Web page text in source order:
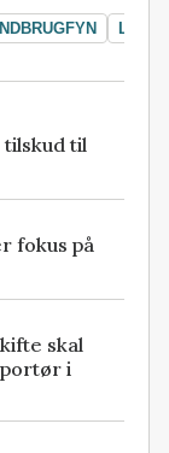
tilskud til
fokus på
skal
i